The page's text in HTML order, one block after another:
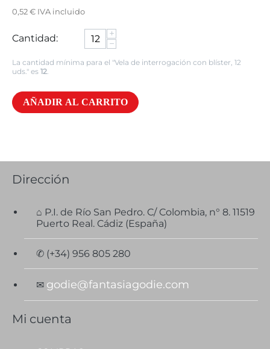
0,52€ IVA incluido
Cantidad:
+
−
La cantidad mínima para el "Vela de interrogación con blíster, 12
uds." es 12
AÑADIR AL CARRITO
Dirección
⌂ P.I. de Río San Pedro. C/ Colombia, n° 8. 11519
Puerto Real. Cádiz (España)
✆ (+34) 956 805 280
✉ godie@fantasiagodie.com
Mi cuenta